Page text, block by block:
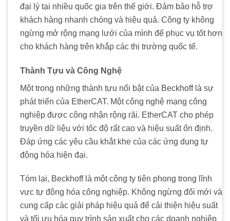
đại lý tại nhiều quốc gia trên thế giới. Đảm bảo hỗ trợ
khách hàng nhanh chóng và hiệu quả. Công ty không
ngừng mở rộng mạng lưới của mình để phục vụ tốt hơn
cho khách hàng trên khắp các thị trường quốc tế.
Thành Tựu và Công Nghệ
Một trong những thành tựu nổi bật của Beckhoff là sự
phát triển của EtherCAT. Một công nghệ mạng công
nghiệp được công nhận rộng rãi. EtherCAT cho phép
truyền dữ liệu với tốc độ rất cao và hiệu suất ổn định.
Đáp ứng các yêu cầu khắt khe của các ứng dụng tự
động hóa hiện đại.
Tóm lại, Beckhoff là một công ty tiên phong trong lĩnh
vực tự động hóa công nghiệp. Không ngừng đổi mới và
cung cấp các giải pháp hiệu quả để cải thiện hiệu suất
và tối ưu hóa quy trình sản xuất cho các doanh nghiệp